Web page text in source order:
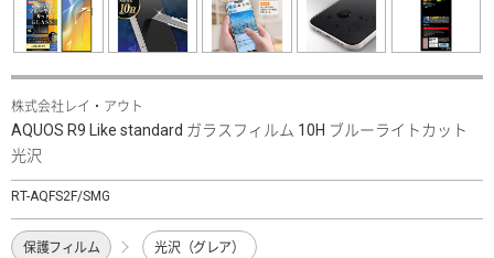
株式会社レイ・アウト
AQUOS R9 Like standard ガラスフィルム 10H ブルーライトカット
光沢
RT-AQFS2F/SMG
保護フィルム 光沢（グレア）